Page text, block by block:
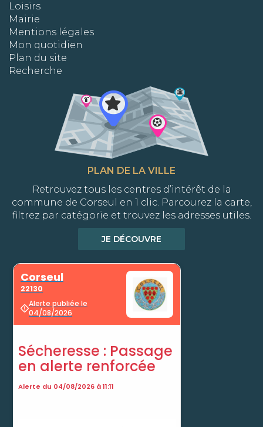
Loisirs
Mairie
Mentions légales
Mon quotidien
Plan du site
Recherche
PLAN DE LA VILLE
Retrouvez tous les centres d’intérêt de la
commune de Corseul en 1 clic. Parcourez la carte,
filtrez par catégorie et trouvez les adresses utiles.
JE DÉCOUVRE